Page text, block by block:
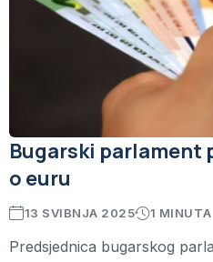
Bugarski parlament
o euru
13 SVIBNJA 2025 1 MINUTA
Predsjednica bugarskog